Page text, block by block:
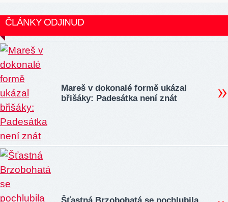
ČLÁNKY ODJINUD
Mareš v dokonalé formě ukázal
břišáky: Padesátka není znát